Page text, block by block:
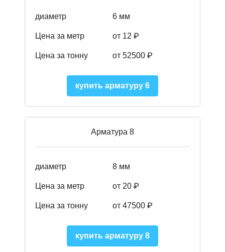
диаметр 6 мм
Цена за метр от 12 ₽
Цена за тонну от 52500 ₽
купить арматуру 6
Арматура 8
диаметр 8 мм
Цена за метр от 20 ₽
Цена за тонну от 47500 ₽
купить арматуру 8